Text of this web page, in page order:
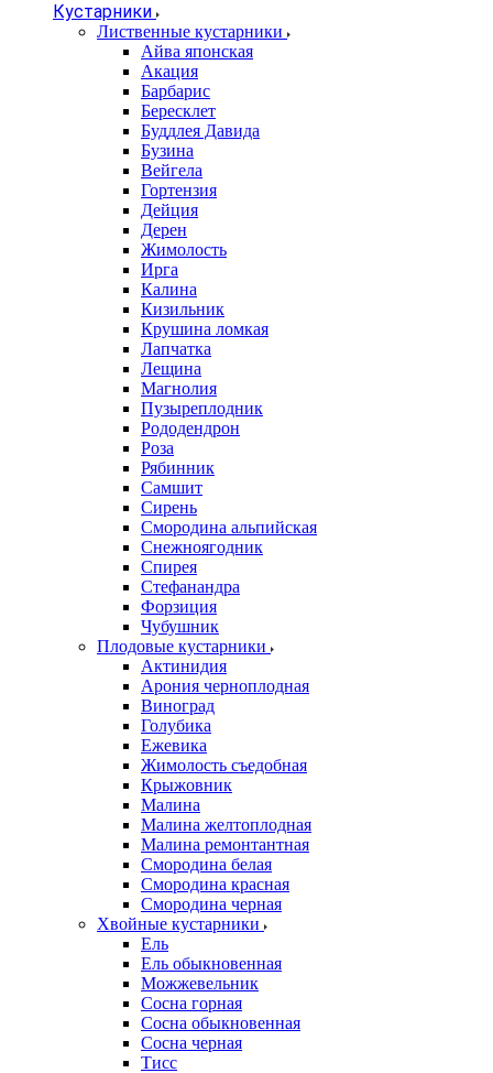
Кустарники
Лиственные кустарники
Айва японская
Акация
Барбарис
Бересклет
Буддлея Давида
Бузина
Вейгела
Гортензия
Дейция
Дерен
Жимолость
Ирга
Калина
Кизильник
Крушина ломкая
Лапчатка
Лещина
Магнолия
Пузыреплодник
Рододендрон
Роза
Рябинник
Самшит
Сирень
Смородина альпийская
Снежноягодник
Спирея
Стефанандра
Форзиция
Чубушник
Плодовые кустарники
Актинидия
Арония черноплодная
Виноград
Голубика
Ежевика
Жимолость съедобная
Крыжовник
Малина
Малина желтоплодная
Малина ремонтантная
Смородина белая
Смородина красная
Смородина черная
Хвойные кустарники
Ель
Ель обыкновенная
Можжевельник
Сосна горная
Сосна обыкновенная
Сосна черная
Тисс